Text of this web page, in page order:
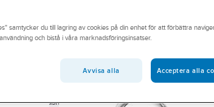
Tillsammans ser vi till att ni har rätt
här på hemsidan eller besök din
Har
Basfärg
Typ av maskinavstängning Ytskydd
samtycker du till lagring av cookies på din enhet för att förbättra
och bistå i våra marknadsföringsinsatser.
Avvisa alla Acceptera alla